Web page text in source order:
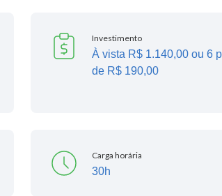
Investimento
À vista R$ 1.140,00 ou 6
de R$ 190,00
Carga horária
30h